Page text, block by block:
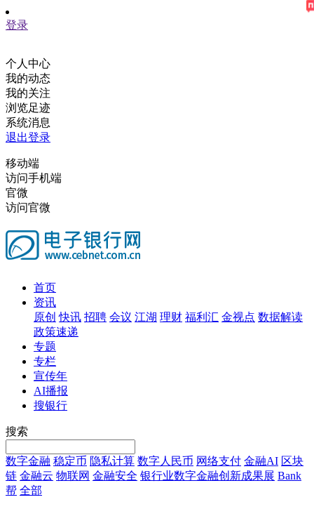
登录
个人中心
我的动态
我的关注
浏览足迹
系统消息
退出登录
移动端
访问手机端
官微
访问官微
首页
资讯
原创 快讯 招聘 会议 江湖 理财 福利汇 金视点 数据解读
政策速递
专题
专栏
宣传年
AI播报
搜银行
搜索
数字金融 稳定币 隐私计算 数字人民币 网络支付 金融AI 区块
链 金融云 物联网 金融安全 银行业数字金融创新成果展 Bank
帮 全部